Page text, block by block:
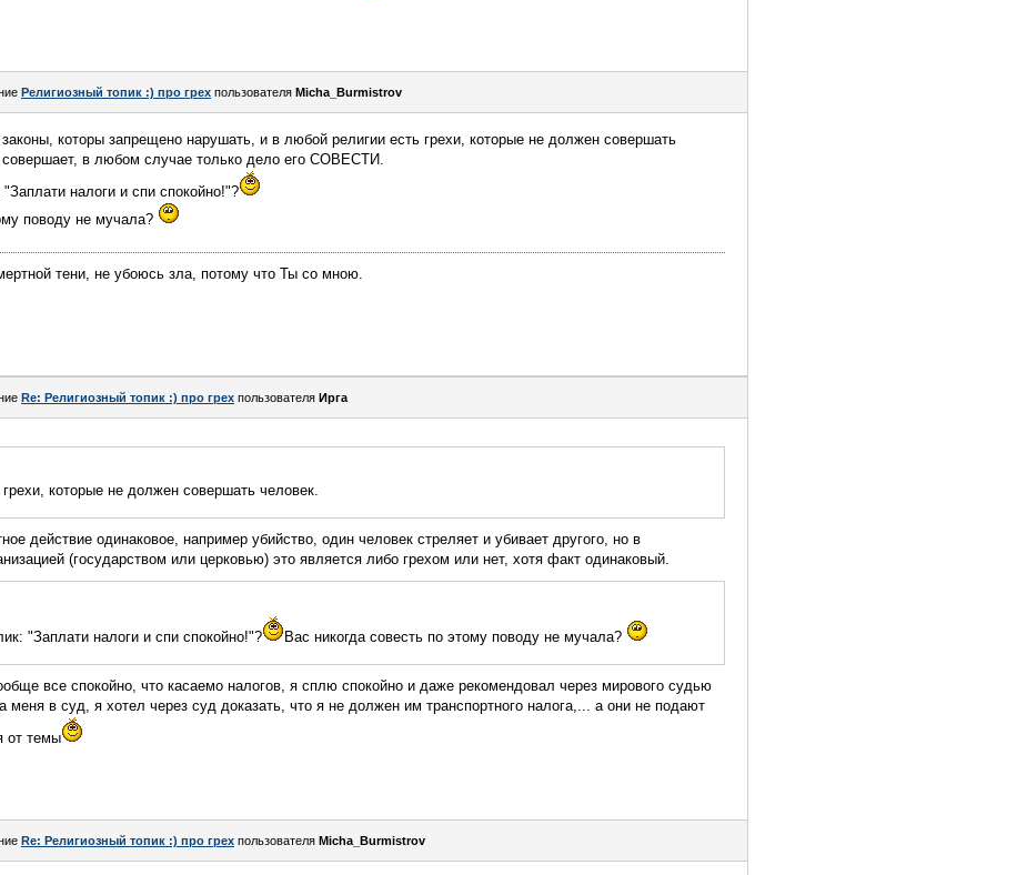
Религиозный топик :) про грех пользователя Micha_Burmistrov
которы запрещено нарушать, и в любой религии есть грехи, которые не должен совершать
совершает, в любом случае только дело его СОВЕСТИ.
налоги и спи спокойно!"?
поводу не мучала?
тени, не убоюсь зла, потому что Ты со мною.
Re: Религиозный топик :) про грех пользователя Ирга
которые не должен совершать человек.
действие одинаковое, например убийство, один человек стреляет и убивает другого, но в
(государством или церковью) это является либо грехом или нет, хотя факт одинаковый.
"Заплати налоги и спи спокойно!"? Вас никогда совесть по этому поводу не мучала?
все спокойно, что касаемо налогов, я сплю спокойно и даже рекомендовал через мирового судью
меня в суд, я хотел через суд доказать, что я не должен им транспортного налога,... а они не подают
от темы
Re: Религиозный топик :) про грех пользователя Micha_Burmistrov